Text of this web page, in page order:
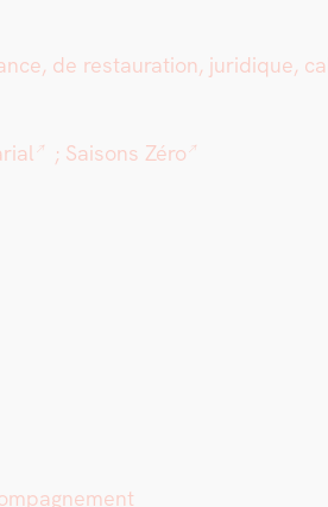
de restau­ra­tion, juridique,
; Saisons Zéro